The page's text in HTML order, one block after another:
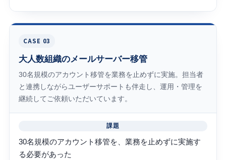
CASE 03
大人数組織のメールサーバー移管
30名規模のアカウント移管を業務を止めずに実施。担当者
と連携しながらユーザーサポートも伴走し、運用・管理を
継続してご依頼いただいています。
課題
30名規模のアカウント移管を、業務を止めずに実施す
る必要があった